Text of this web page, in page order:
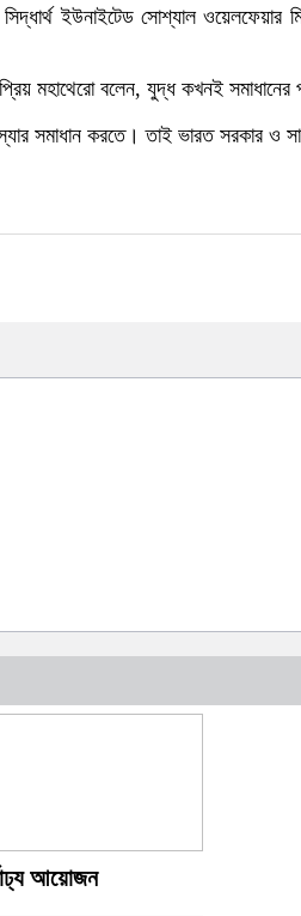
ইউনাইটেড সোশ্যাল
মহাথেরো বলেন, যুদ্ধ কখনই
সমাধান করতে। তাই ভারত সরকার ও
আয়োজন